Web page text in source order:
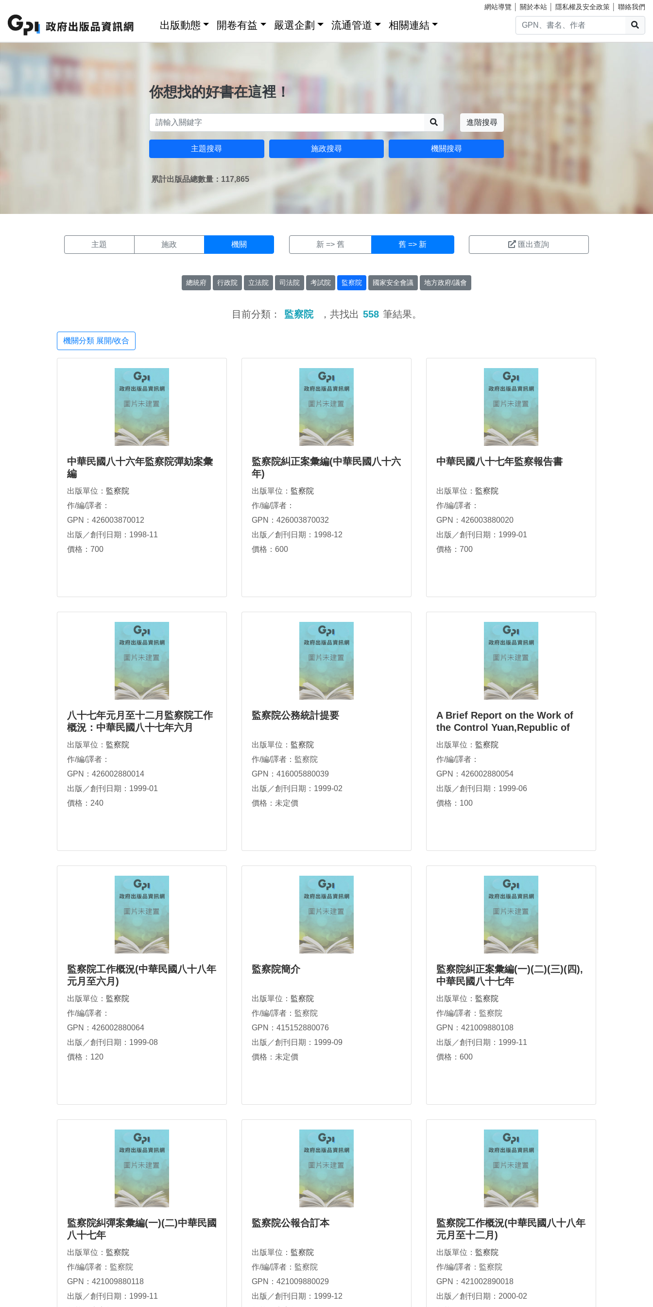
網站導覽 關於本站 隱私權及安全政策 聯絡我們
出版動態 開卷有益 嚴選企劃 流通管道 相關連結
你想找的好書在這裡！
進階搜尋
主題搜尋 施政搜尋 機關搜尋
累計出版品總數量：117,865
主題 施政 機關 新 => 舊 舊 => 新 匯出查詢
總統府 行政院 立法院 司法院 考試院 監察院 國家安全會議 地方政府/議會
目前分類： 監察院 ，共找出 558 筆結果。
機關分類 展開/收合
中華民國八十六年監察院彈劾案彙
編
出版單位： 監察院
作/編/譯者：
GPN：426003870012
出版／創刊日期：1998-11
價格：700
監察院糾正案彙編(中華民國八十六
年)
出版單位： 監察院
作/編/譯者：
GPN：426003870032
出版／創刊日期：1998-12
價格：600
中華民國八十七年監察報告書
出版單位： 監察院
作/編/譯者：
GPN：426003880020
出版／創刊日期：1999-01
價格：700
八十七年元月至十二月監察院工作
概況：中華民國八十七年六月
出版單位： 監察院
作/編/譯者：
GPN：426002880014
出版／創刊日期：1999-01
價格：240
監察院公務統計提要
出版單位： 監察院
作/編/譯者：監察院
GPN：416005880039
出版／創刊日期：1999-02
價格：未定價
A Brief Report on the Work of
the Control Yuan,Republic of
China ,January-December,1998
出版單位： 監察院
作/編/譯者：
GPN：426002880054
出版／創刊日期：1999-06
價格：100
監察院工作概況(中華民國八十八年
元月至六月)
出版單位： 監察院
作/編/譯者：
GPN：426002880064
出版／創刊日期：1999-08
價格：120
監察院簡介
出版單位： 監察院
作/編/譯者：監察院
GPN：415152880076
出版／創刊日期：1999-09
價格：未定價
監察院糾正案彙編(一)(二)(三)(四),
中華民國八十七年
出版單位： 監察院
作/編/譯者：監察院
GPN：421009880108
出版／創刊日期：1999-11
價格：600
監察院糾彈案彙編(一)(二)中華民國
八十七年
出版單位： 監察院
作/編/譯者：監察院
GPN：421009880118
出版／創刊日期：1999-11
監察院公報合訂本
出版單位： 監察院
作/編/譯者：監察院
GPN：421009880029
出版／創刊日期：1999-12
監察院工作概況(中華民國八十八年
元月至十二月)
出版單位： 監察院
作/編/譯者：監察院
GPN：421002890018
出版／創刊日期：2000-02